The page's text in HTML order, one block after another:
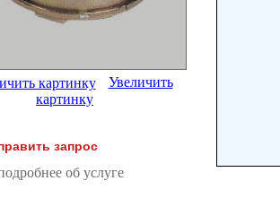
Увеличить
картинку
запрос
об услуге